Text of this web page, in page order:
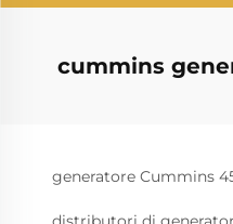
cummins
generatore Cummins